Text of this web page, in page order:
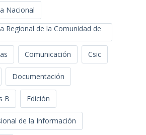
Nacional
Regional de la Comunidad de
Comunicación Csic
Documentación
B Edición
de la Información